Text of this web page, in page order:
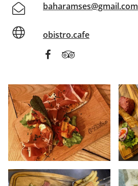
baharamses@gmail.com
obistro.cafe